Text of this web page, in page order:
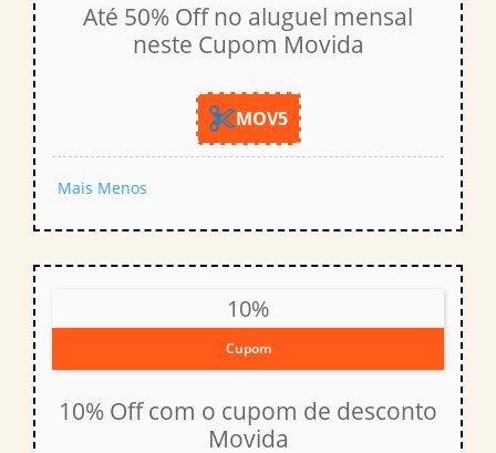
Até 50% Off no aluguel mensal
neste Cupom Movida
MOV5
Mais Menos
10%
Cupom
10% Off com o cupom de desconto
Movida